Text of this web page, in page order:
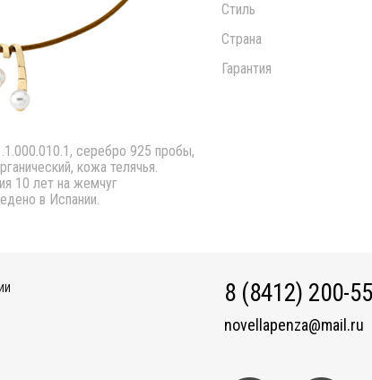
серебро 925 пробы,
кожа телячья.
10 лет на жемчуг
в Испании.
Стиль
Страна
Гарантия
8 (8412) 200-
novellapenza@mail.ru